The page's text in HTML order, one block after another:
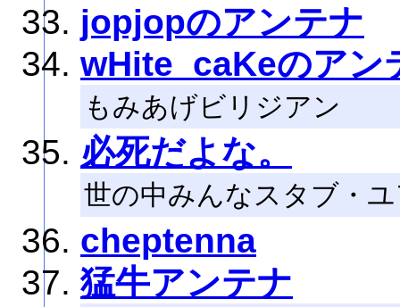
jopjopのアンテナ
wHite_caKeのアン
もみあげビリジアン
必死だよな。
世の中みんなスタブ・
cheptenna
猛牛アンテナ